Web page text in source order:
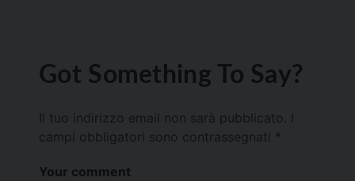
Got Something To Say?
Il tuo indirizzo email non sarà pubblicato.
campi obbligatori sono contrassegnati *
Your comment